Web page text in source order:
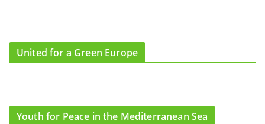
United for a Green Europe
Youth for Peace in the Mediterranean Sea